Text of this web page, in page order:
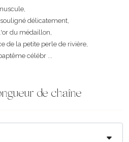
délicatement,
du médaillon,
de la petite perle de rivière,
célébr ...
de chaîne